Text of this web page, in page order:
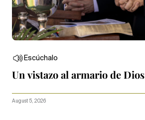
Escúchalo
Un vistazo al armario de Dios
August 5, 2026